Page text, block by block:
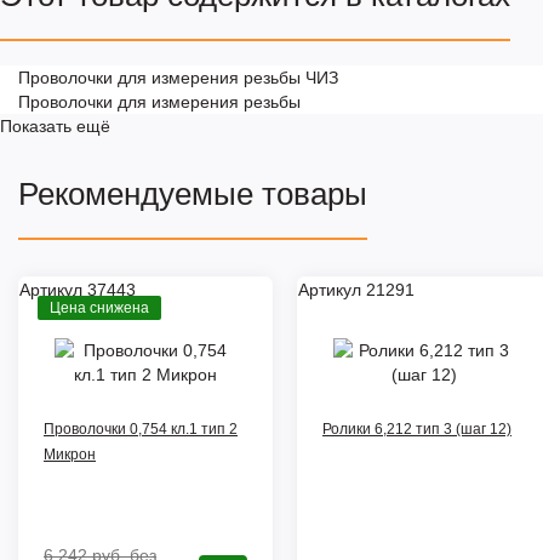
Проволочки для измерения резьбы ЧИЗ
Проволочки для измерения резьбы
Показать ещё
Рекомендуемые товары
Артикул 37443
Цена снижена
Проволочки 0,754 кл.1 тип 2
Микрон
6 242 руб.без
Артикул 21291
Ролики 6,212 тип 3 (шаг 12)